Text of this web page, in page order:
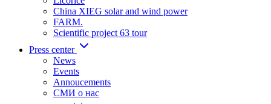
China XIEG solar and wind power
FARM.
Scientific project 63 tour
Press center
News
Events
Annoucements
СМИ о нас